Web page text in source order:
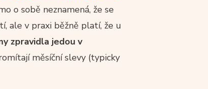
o sobě neznamená, že se
ale v praxi běžně platí, že u
zpravidla jedou v
měsíční slevy (typicky